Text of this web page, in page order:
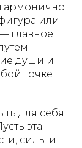
гармонично
или
главное
души и
точке
для себя
эта
силы и